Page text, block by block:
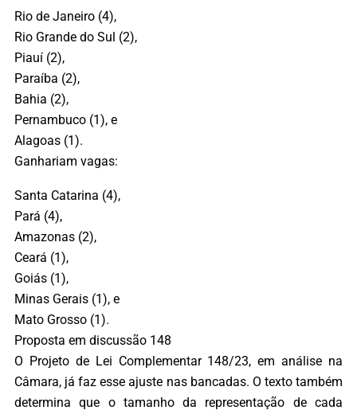
Rio de Janeiro (4),
Rio Grande do Sul (2),
Piauí (2),
Paraíba (2),
Bahia (2),
Pernambuco (1), e
Alagoas (1).
Ganhariam vagas:
Santa Catarina (4),
Pará (4),
Amazonas (2),
Ceará (1),
Goiás (1),
Minas Gerais (1), e
Mato Grosso (1).
Proposta em discussão 148
O Projeto de Lei Complementar 148/23, em análise na
Câmara, já faz esse ajuste nas bancadas. O texto também
determina que o tamanho da representação de cada